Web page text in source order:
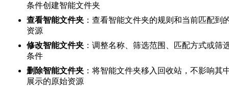
条件创建智能文件夹
查看智能文件夹 ：查看智能文件夹的规则和当前匹配到
资源
修改智能文件夹 ：调整名称、筛选范围、匹配方式或筛
条件
删除智能文件夹 ：将智能文件夹移入回收站，不影响其
展示的原始资源